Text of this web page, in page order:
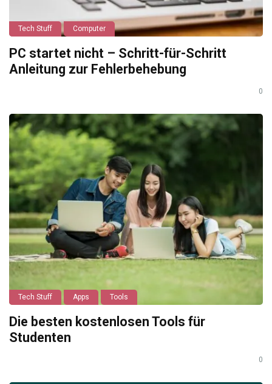
Tech Stuff Computer
PC startet nicht – Schritt-für-Schritt
Anleitung zur Fehlerbehebung
0
Tech Stuff Apps Tools
Die besten kostenlosen Tools für
Studenten
0